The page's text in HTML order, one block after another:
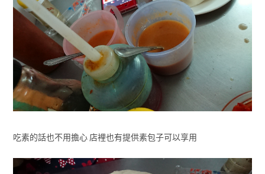
吃素的話也不用擔心 店裡也有提供素包子可以享用